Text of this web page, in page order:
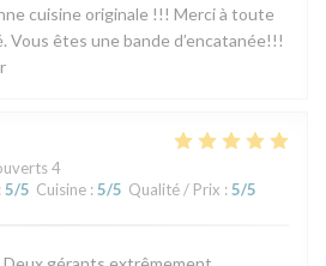
cuisine originale !!! Merci à toute
Vous êtes une bande d’encatanée!!!
4
5/5 Cuisine : 5/5 Qualité / Prix : 5/5